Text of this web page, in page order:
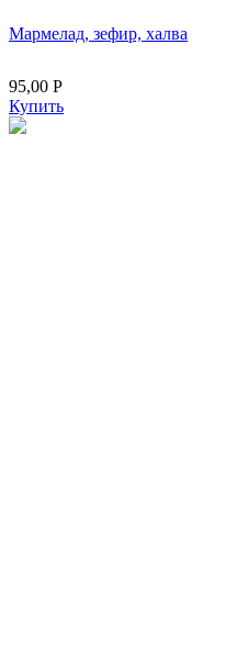
Мармелад, зефир, халва
95,00 Р
Купить